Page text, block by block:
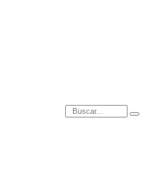
Introduce términos de